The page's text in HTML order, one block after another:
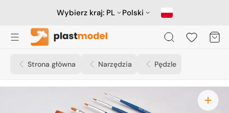
Wybierz kraj: PL Polski
Koszyk
Strona główna Narzędzia Pędzle